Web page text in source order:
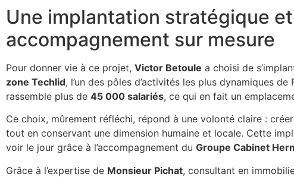
Une implantation stratégique
accompagnement sur mesure
Pour donner vie à ce projet, Victor Betoule a choisi de
zone Techlid, l’un des pôles d’activités les plus dynamiques de
rassemble plus de 45 000 salariés, ce qui en fait un
Ce choix, mûrement réfléchi, répond à une volonté claire :
tout en conservant une dimension humaine et locale. Cette
voir le jour grâce à l’accompagnement du Groupe Cabinet
Grâce à l’expertise de Monsieur Pichat, consultant en